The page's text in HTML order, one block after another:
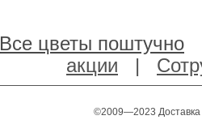
Все цветы поштучно
акции |
©2009—2023 Доставка